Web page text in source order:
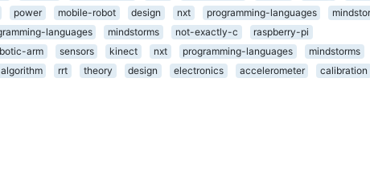
power mobile-robot design nxt programming-languages
languages mindstorms not-exactly-c
raspberry-pi
arm sensors kinect nxt programming-languages
mindstorms
algorithm rrt theory design electronics accelerometer
calibration